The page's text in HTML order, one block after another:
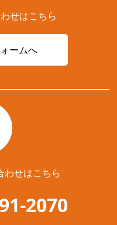
せはこちら
ームへ
わせはこちら
2070